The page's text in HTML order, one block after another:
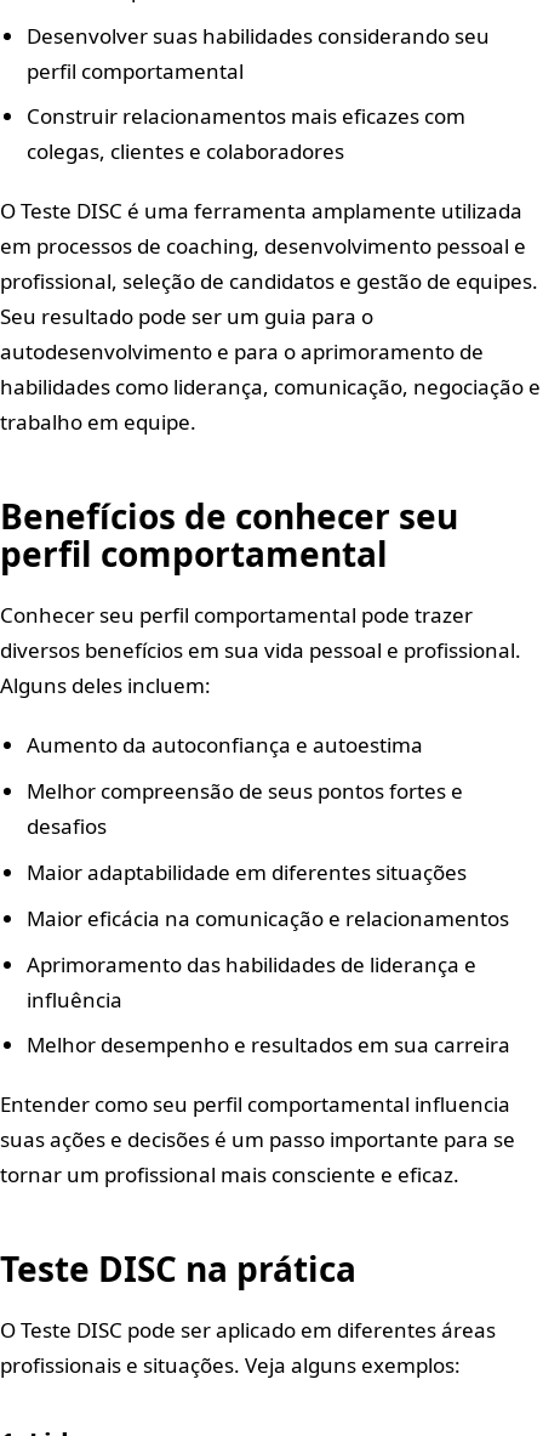
Desenvolver suas habilidades considerando seu
perfil comportamental
Construir relacionamentos mais eficazes com
colegas, clientes e colaboradores
O Teste DISC é uma ferramenta amplamente utilizada
em processos de coaching, desenvolvimento pessoal e
profissional, seleção de candidatos e gestão de equipes.
Seu resultado pode ser um guia para o
autodesenvolvimento e para o aprimoramento de
habilidades como liderança, comunicação, negociação e
trabalho em equipe.
Benefícios de conhecer seu
perfil comportamental
Conhecer seu perfil comportamental pode trazer
diversos benefícios em sua vida pessoal e profissional.
Alguns deles incluem:
Aumento da autoconfiança e autoestima
Melhor compreensão de seus pontos fortes e
desafios
Maior adaptabilidade em diferentes situações
Maior eficácia na comunicação e relacionamentos
Aprimoramento das habilidades de liderança e
influência
Melhor desempenho e resultados em sua carreira
Entender como seu perfil comportamental influencia
suas ações e decisões é um passo importante para se
tornar um profissional mais consciente e eficaz.
Teste DISC na prática
O Teste DISC pode ser aplicado em diferentes áreas
profissionais e situações. Veja alguns exemplos: